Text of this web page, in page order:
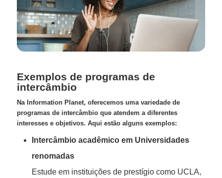
Exemplos de programas de
intercâmbio
Na Information Planet, oferecemos uma variedade de
programas de intercâmbio que atendem a diferentes
interesses e objetivos. Aqui estão alguns exemplos:
Intercâmbio acadêmico em Universidades
renomadas
Estude em instituições de prestígio como UCLA,